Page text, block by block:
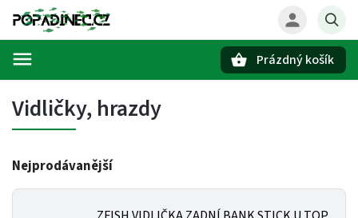
Prázdný košík
Vidličky, hrazdy
Nejprodávanější